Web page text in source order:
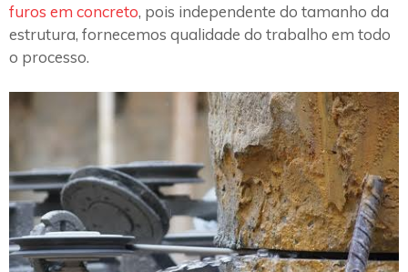
furos em concreto, pois independente do tamanho da
estrutura, fornecemos qualidade do trabalho em todo
o processo.